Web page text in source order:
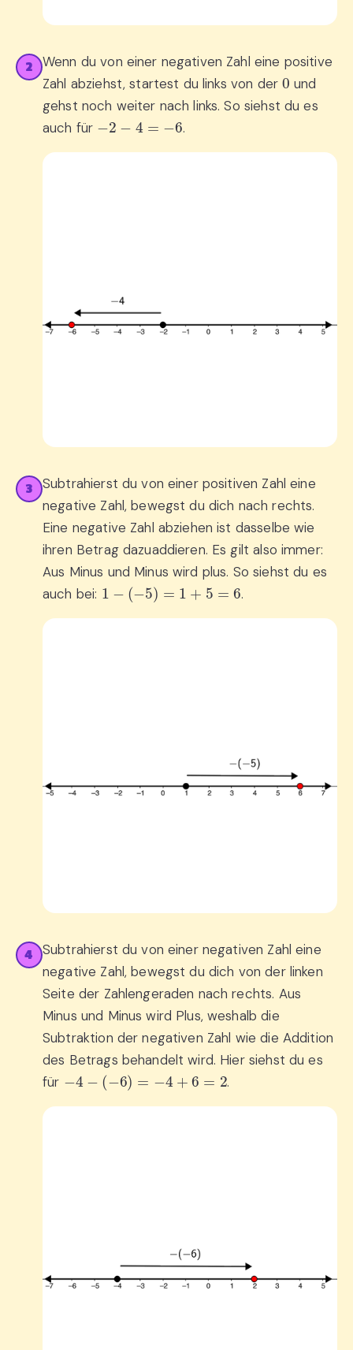
2
Wenn du von einer negativen Zahl eine positive
Zahl abziehst, startest du links von der0 und
gehst noch weiter nach links. So siehst du es
auch für
2− =− .
3
Subtrahierst du von einer positiven Zahl eine
negative Zahl, bewegst du dich nach rechts.
Eine negative Zahl abziehen ist dasselbe wie
ihren Betrag dazuaddieren. Es gilt also immer:
Aus Minus und Minus wird plus. So siehst du es
auch bei: 1− 5 =1+ =6 .
4
Subtrahierst du von einer negativen Zahl eine
negative Zahl, bewegst du dich von der linken
Seite der Zahlengeraden nach rechts. Aus
Minus und Minus wird Plus, weshalb die
Subtraktion der negativen Zahl wie die Addition
des Betrags behandelt wird. Hier siehst du es
für
4− 6 =− 2 .